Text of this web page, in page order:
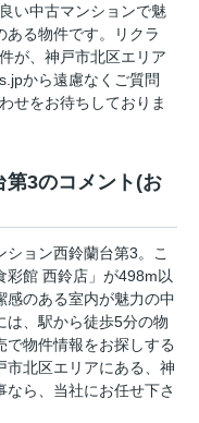
い中古マンションで魅
ある物件です。リクラ
が、神戸市北区エリア
から遠慮なくご質問
せをお待ちしておりま
第3のコメント(お
ョン西鈴蘭台第3。こ
彩館 西鈴店」が498m以
感のある室内が魅力の中
は、駅から徒歩5分の物
物件情報をお探しする
市北区エリアにある、神
ら、当社にお任せ下さ